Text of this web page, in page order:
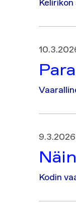
9.3.2026
Kodin